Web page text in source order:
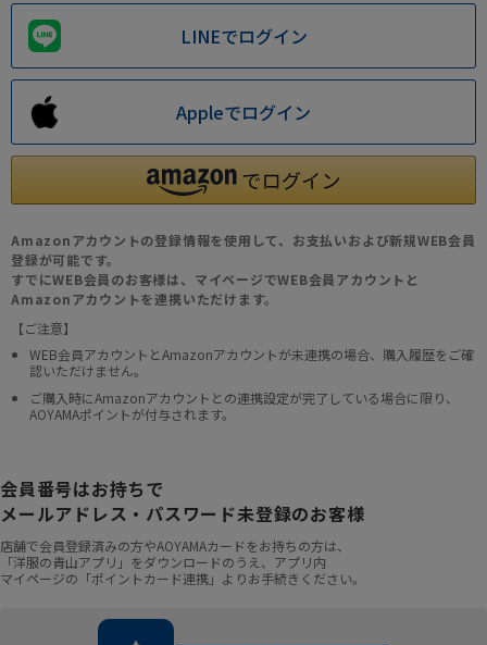
LINEでログイン
Appleでログイン
Amazonアカウントの登録情報を使用して、お支払いおよび新規WEB会員
登録が可能です。
すでにWEB会員のお客様は、マイページでWEB会員アカウントと
Amazonアカウントを連携いただけます。
【ご注意】
WEB会員アカウントとAmazonアカウントが未連携の場合、購入履歴をご確
認いただけません。
ご購入時にAmazonアカウントとの連携設定が完了している場合に限り、
AOYAMAポイントが付与されます。
会員番号はお持ちで
メールアドレス・パスワード未登録のお客様
店舗で会員登録済みの方やAOYAMAカードをお持ちの方は、
「洋服の青山アプリ」をダウンロードのうえ、アプリ内
マイページの「ポイントカード連携」よりお手続きください。